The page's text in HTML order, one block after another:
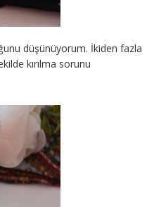
düşünüyorum. İkiden fazla
kırılma sorunu